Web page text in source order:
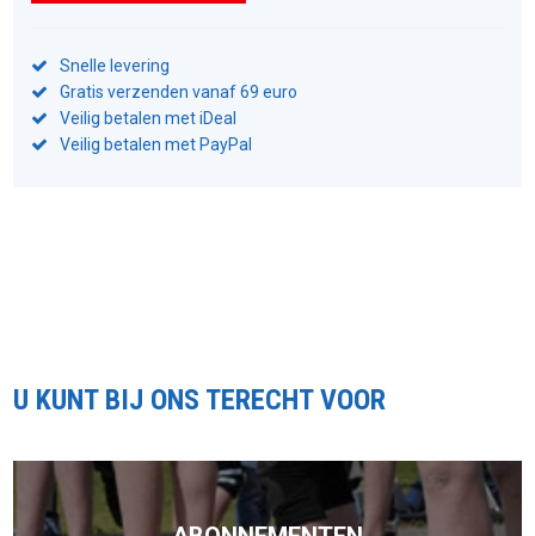
Snelle levering
Gratis verzenden vanaf 69 euro
Veilig betalen met iDeal
Veilig betalen met PayPal
U KUNT BIJ ONS TERECHT VOOR